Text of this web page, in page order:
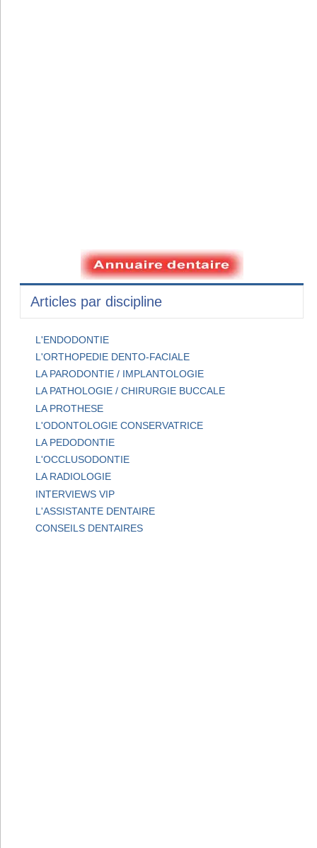
Articles par discipline
L'ENDODONTIE
L'ORTHOPEDIE DENTO-FACIALE
LA PARODONTIE / IMPLANTOLOGIE
LA PATHOLOGIE / CHIRURGIE BUCCALE
LA PROTHESE
L'ODONTOLOGIE CONSERVATRICE
LA PEDODONTIE
L'OCCLUSODONTIE
LA RADIOLOGIE
INTERVIEWS VIP
L'ASSISTANTE DENTAIRE
CONSEILS DENTAIRES